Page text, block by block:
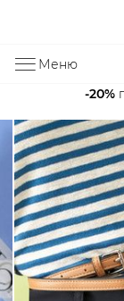
Меню
-20%